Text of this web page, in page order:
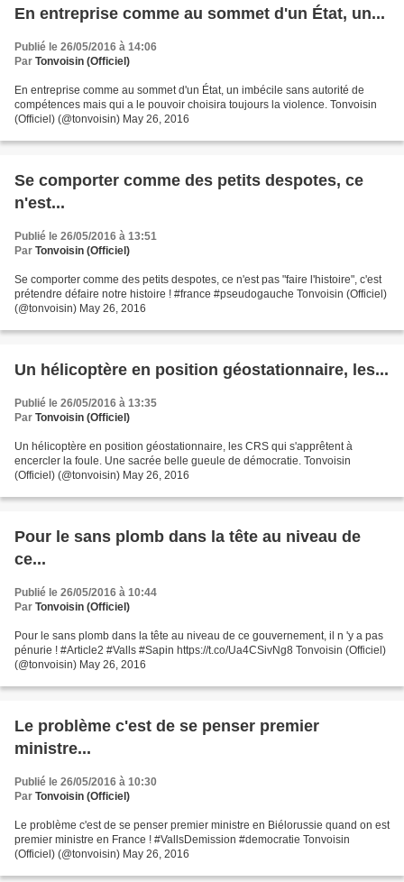
En entreprise comme au sommet d'un État, un...
Publié le 26/05/2016 à 14:06
Par Tonvoisin (Officiel)
En entreprise comme au sommet d'un État, un imbécile sans autorité de
compétences mais qui a le pouvoir choisira toujours la violence. Tonvoisin
(Officiel) (@tonvoisin) May 26, 2016
Se comporter comme des petits despotes, ce
n'est...
Publié le 26/05/2016 à 13:51
Par Tonvoisin (Officiel)
Se comporter comme des petits despotes, ce n'est pas "faire l'histoire", c'est
prétendre défaire notre histoire ! #france #pseudogauche Tonvoisin (Officiel)
(@tonvoisin) May 26, 2016
Un hélicoptère en position géostationnaire, les...
Publié le 26/05/2016 à 13:35
Par Tonvoisin (Officiel)
Un hélicoptère en position géostationnaire, les CRS qui s'apprêtent à
encercler la foule. Une sacrée belle gueule de démocratie. Tonvoisin
(Officiel) (@tonvoisin) May 26, 2016
Pour le sans plomb dans la tête au niveau de
ce...
Publié le 26/05/2016 à 10:44
Par Tonvoisin (Officiel)
Pour le sans plomb dans la tête au niveau de ce gouvernement, il n 'y a pas
pénurie ! #Article2 #Valls #Sapin https://t.co/Ua4CSivNg8 Tonvoisin (Officiel)
(@tonvoisin) May 26, 2016
Le problème c'est de se penser premier
ministre...
Publié le 26/05/2016 à 10:30
Par Tonvoisin (Officiel)
Le problème c'est de se penser premier ministre en Biélorussie quand on est
premier ministre en France ! #VallsDemission #democratie Tonvoisin
(Officiel) (@tonvoisin) May 26, 2016